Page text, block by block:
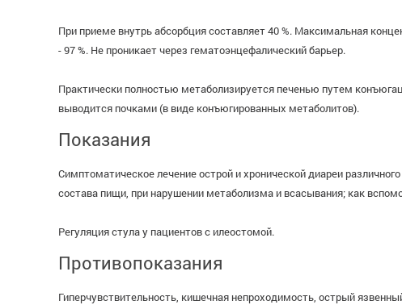
При приеме внутрь абсорбция составляет 40 %. Максимальная
- 97 %. Не проникает через гематоэнцефалический барьер.
Практически полностью метаболизируется печенью путем
выводится почками (в виде конъюгированных метаболитов).
Показания
Симптоматическое лечение острой и хронической диареи
состава пищи, при нарушении метаболизма и всасывания; как
Регуляция стула у пациентов с илеостомой.
Противопоказания
Гиперчувствительность, кишечная непроходимость, острый